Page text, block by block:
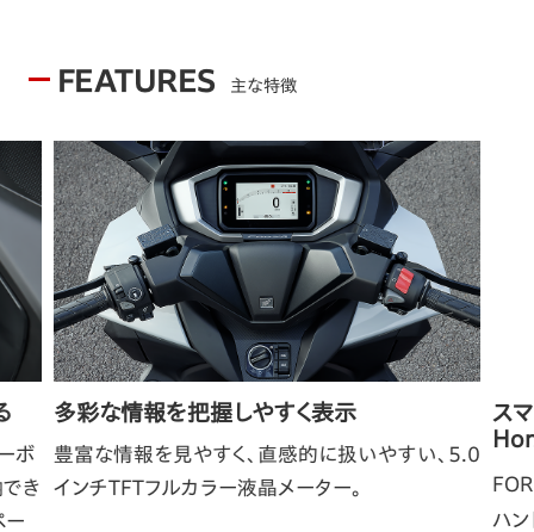
FEATURES 主な特徴
ボ
き
ー
多彩な情報を把握しやすく表示
豊富な情報を見やすく、直感的に扱いやすい、5.0
インチTFTフルカラー液晶メーター。
ス
ハ